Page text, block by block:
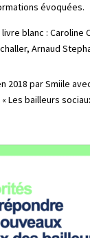
évoquées.
blanc : Caroline
, Arnaud
2018 par Smiile
Les bailleurs